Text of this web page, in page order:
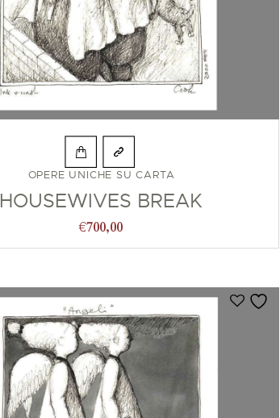
OPERE UNICHE SU CARTA
HOUSEWIVES BREAK
€700,00